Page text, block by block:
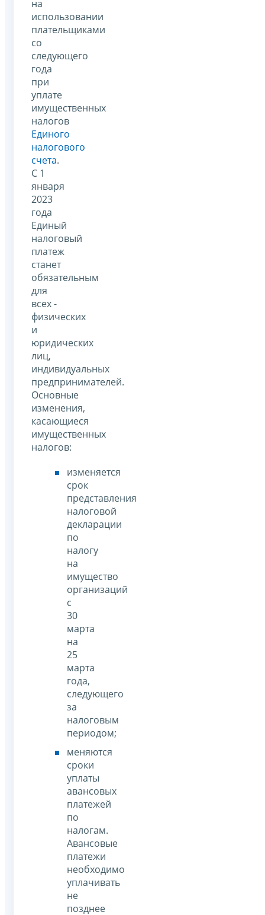
на
использовании
плательщиками
со
следующего
года
при
уплате
имущественных
налогов
Единого
налогового
счета.
С 1
января
2023
года
Единый
налоговый
платеж
станет
обязательным
для
всех -
физических
и
юридических
лиц,
индивидуальных
предпринимателей.
Основные
изменения,
касающиеся
имущественных
налогов:
изменяется
срок
представления
налоговой
декларации
по
налогу
на
имущество
организаций
с
30
марта
на
25
марта
года,
следующего
за
налоговым
периодом;
меняются
сроки
уплаты
авансовых
платежей
по
налогам.
Авансовые
платежи
необходимо
уплачивать
не
позднее